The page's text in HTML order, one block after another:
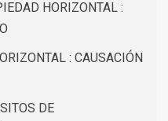
HORIZONTAL :
: CAUSACIÓN
DE